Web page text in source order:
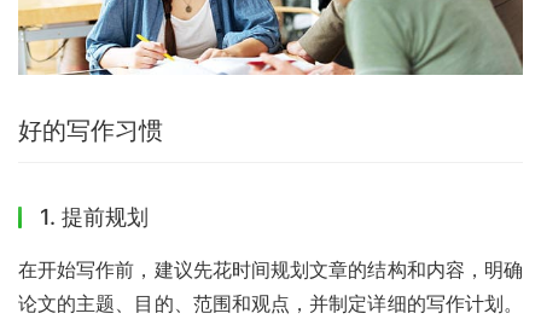
好的写作习惯
1. 提前规划
在开始写作前，建议先花时间规划文章的结构和内容，明确
论文的主题、目的、范围和观点，并制定详细的写作计划。